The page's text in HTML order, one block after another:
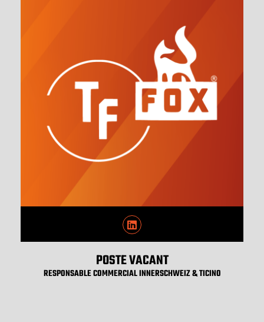
POSTE VACANT
RESPONSABLE COMMERCIAL INNERSCHWEIZ & TICINO